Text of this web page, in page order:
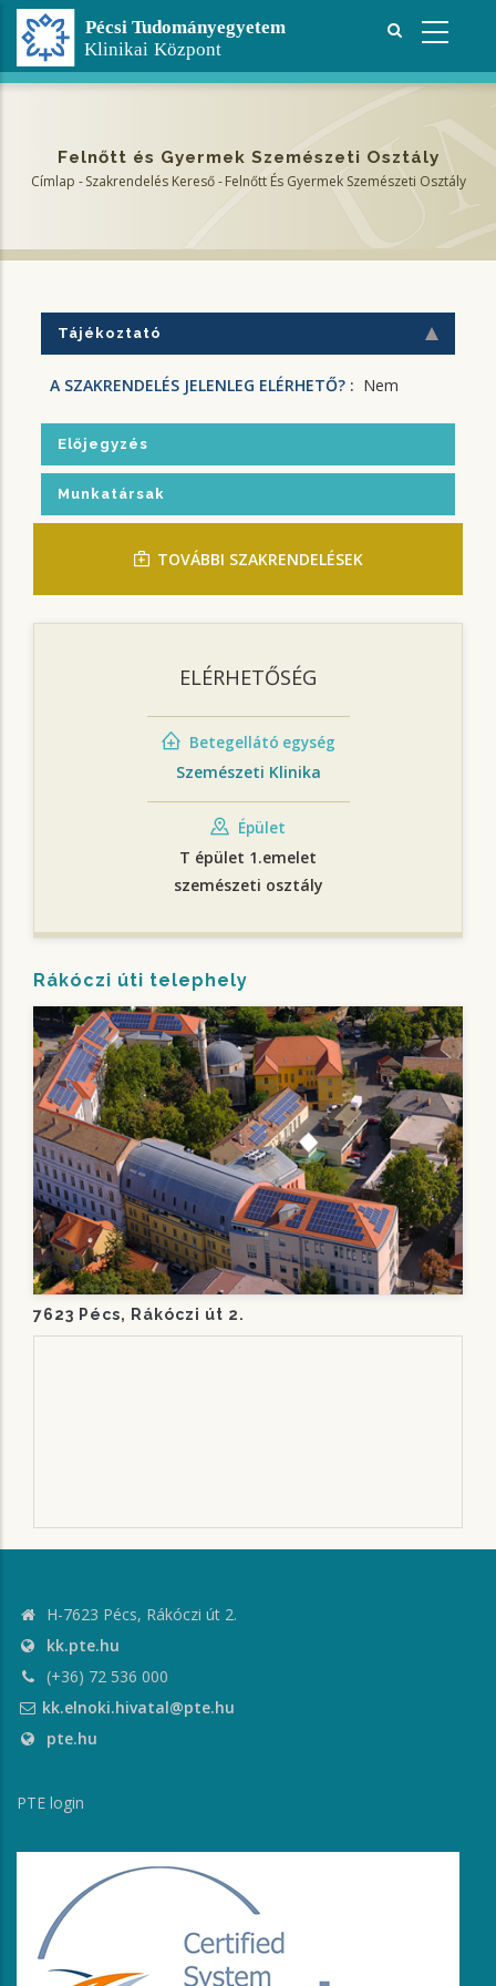
Ugrás
tartalomra
Felnőtt és Gyermek Szemészeti Osztály
Címlap - Szakrendelés Kereső - Felnőtt És Gyermek Szemészeti Osztály
Tájékoztató
A SZAKRENDELÉS JELENLEG ELÉRHETŐ? : Nem
Előjegyzés
Munkatársak
TOVÁBBI SZAKRENDELÉSEK
ELÉRHETŐSÉG
Betegellátó egység
Szemészeti Klinika
Épület
T épület 1.emelet
szemészeti osztály
Rákóczi úti telephely
7623 Pécs, Rákóczi út 2.
H-7623 Pécs, Rákóczi út 2.
kk.pte.hu
(+36) 72 536 000
kk.elnoki.hivatal@pte.hu
pte.hu
PTE login